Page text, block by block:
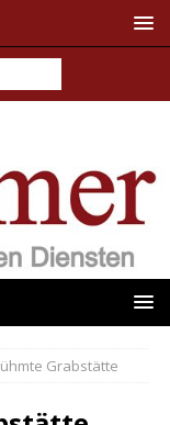
Grabstätte